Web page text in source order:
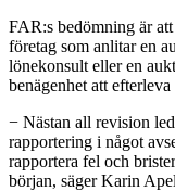
FAR:s bedömning är
företag som anlitar en
lönekonsult eller en
benägenhet att
− Nästan all revision
rapportering i något
rapportera fel och
början, säger Karin